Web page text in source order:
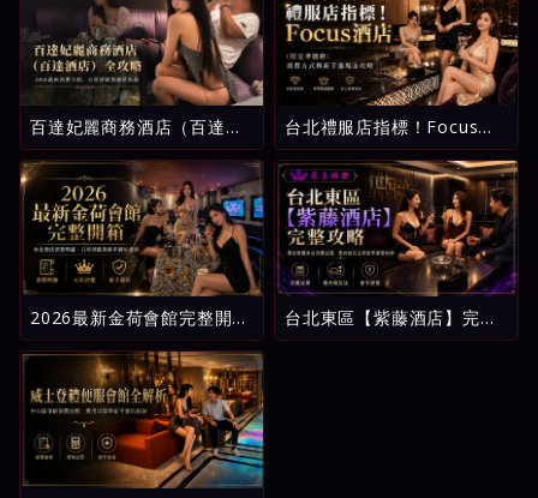
百達妃麗商務酒店（百達酒
店）全攻略：2026最新消費
介紹、五星評級與避坑指南
台北禮服店指標！Focus酒
店（原忠孝麗緻）消費方式
與新手進場全攻略
2026最新金荷會館完整開
箱：台北酒店消費明細、五
星評鑑與新手避坑指南
台北東區【紫藤酒店】完整
攻略：環球紫藤名店消費試